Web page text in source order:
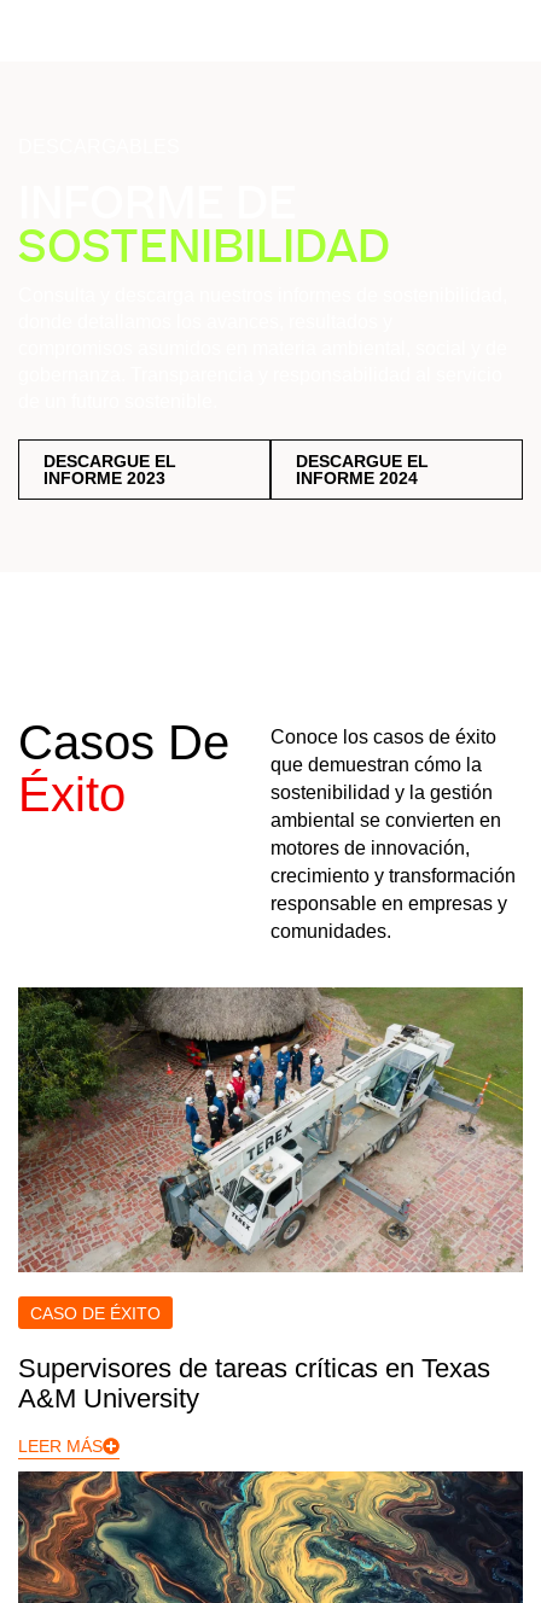
SOSTENIBILIDAD
DESCARGUE EL
INFORME 2023
DESCARGUE EL
INFORME 2024
Casos De
Éxito
Conoce los casos de éxito
que demuestran cómo la
sostenibilidad y la gestión
ambiental se convierten en
motores de innovación,
crecimiento y transformación
responsable en empresas y
comunidades.
CASO DE ÉXITO
Supervisores de tareas críticas en Texas
A&M University
LEER MÁS